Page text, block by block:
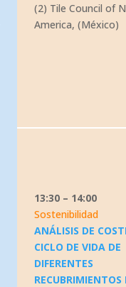
(2) Tile Council of
America, (México)
13:30 – 14:00
Sostenibilidad
ANÁLISIS DE
CICLO DE VIDA DE
DIFERENTES
RECUBRIMIENTOS